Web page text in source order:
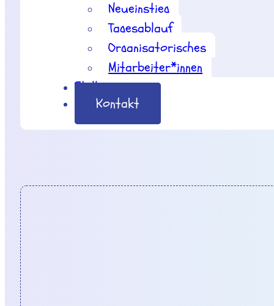
Neueinstieg
Tagesablauf
Organisatorisches
Mitarbeiter*innen
Stellenangebote
Kontakt